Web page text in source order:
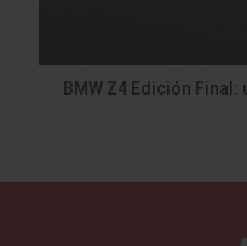
BMW Z4 Edición